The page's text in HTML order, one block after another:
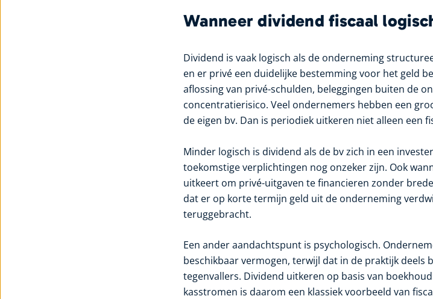
Wanneer dividend fiscaal
Dividend is vaak logisch als de onderneming
en er privé een duidelijke bestemming voor het geld
aflossing van privé-schulden, beleggingen buiten de
concentratierisico. Veel ondernemers hebben een
de eigen bv. Dan is periodiek uitkeren niet alleen een
Minder logisch is dividend als de bv zich in een
toekomstige verplichtingen nog onzeker zijn. Ook
uitkeert om privé-uitgaven te financieren zonder
dat er op korte termijn geld uit de onderneming
teruggebracht.
Een ander aandachtspunt is psychologisch.
beschikbaar vermogen, terwijl dat in de praktijk deels
tegenvallers. Dividend uitkeren op basis van
kasstromen is daarom een klassiek voorbeeld van